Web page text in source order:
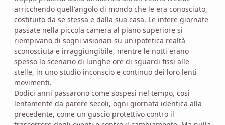
arricchendo quell'angolo di mondo che le era conosciuto,
costituito da se stessa e dalla sua casa. Le intere giornate
passate nella piccola camera al piano superiore si
riempivano di sogni visionari su un'ipotetica realtà
sconosciuta e irraggiungibile, mentre le notti erano
spesso lo scenario di lunghe ore di sguardi fissi alle
stelle, in uno studio inconscio e continuo dei loro lenti
movimenti.
Dodici anni passarono come sospesi nel tempo, così
lentamente da parere secoli, ogni giornata identica alla
precedente, come un guscio protettivo contro il